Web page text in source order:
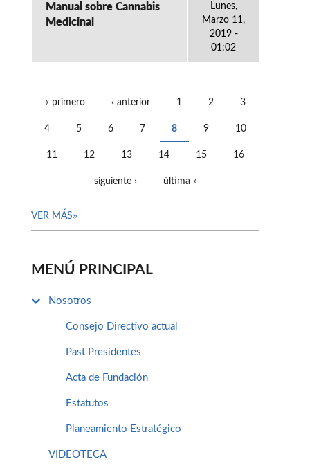
Manual sobre Cannabis
Medicinal
Lunes,
Marzo 11,
2019 -
01:02
« primero ‹ anterior 1 2 3
4 5 6 7 8 9 10
11 12 13 14 15 16
siguiente › última »
VER MÁS
MENÚ PRINCIPAL
Nosotros
Consejo Directivo actual
Past Presidentes
Acta de Fundación
Estatutos
Planeamiento Estratégico
VIDEOTECA